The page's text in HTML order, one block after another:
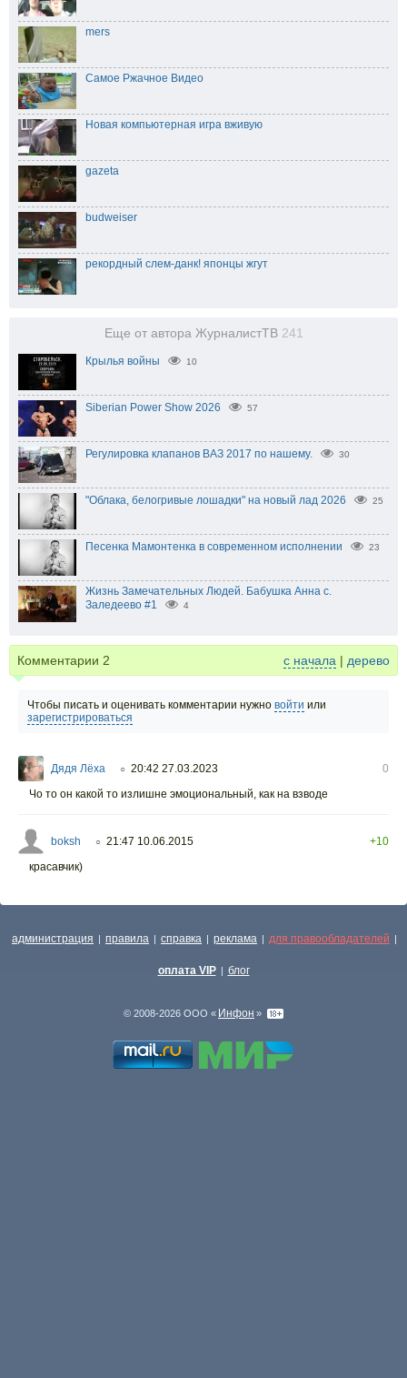
mers
Самое Ржачное Видео
Новая компьютерная игра вживую
gazeta
budweiser
рекордный слем-данк! японцы жгут
Еще от автора ЖурналистТВ 241
Крылья войны 10
Siberian Power Show 2026 57
Регулировка клапанов ВАЗ 2017 по нашему. 30
"Облака, белогривые лошадки" на новый лад 2026 25
Песенка Мамонтенка в современном исполнении 23
Жизнь Замечательных Людей. Бабушка Анна с.
Заледеево #1
4
Комментарии 2 с начала | дерево
Чтобы писать и оценивать комментарии нужно войти или
зарегистрироваться
Дядя Лёха ○ 20:42 27.03.2023
0
Чо то он какой то излишне эмоциональный, как на взводе
boksh ○ 21:47 10.06.2015
+10
красавчик)
администрация | правила | справка | реклама | для правообладателей |
оплата VIP | блог
© 2008-2026 ООО « Инфон »